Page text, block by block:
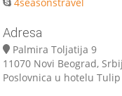
Adresa
Palmira Toljatija 9
11070 Novi Beograd,
Poslovnica u hotelu